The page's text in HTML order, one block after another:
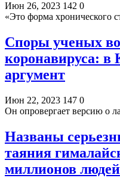
Июн 26, 2023 142 0
«Это форма хронического
Споры ученых
коронавируса:
аргумент
Июн 22, 2023 147 0
Он опровергает версию о
Названы
таяния
миллионов людей